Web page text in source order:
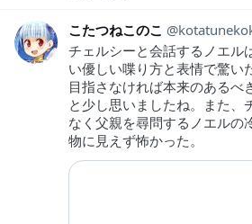
こたつねこのこ
チェルシーと会話するノエル
い優しい喋り方と表情で驚い
目指さなければ本来のあるべ
と少し思いましたね。また、
なく父親を尋問するノエルの
物に見えず怖かった。